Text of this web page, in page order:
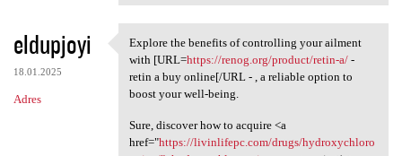
eldupjoyi
18.01.2025
Adres
Explore the benefits of
Explore the benefits of controlling your ailment
with [URL=https://renog.org/product/retin-a/-
retin a buy online[/URL - , a reliable option to
boost your well-being.
Sure, discover how to acquire <a
href="https://livinlifepc.com/drugs/hydroxychloro